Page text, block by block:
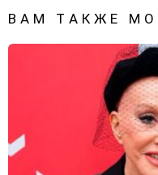
ВАМ ТАКЖЕ